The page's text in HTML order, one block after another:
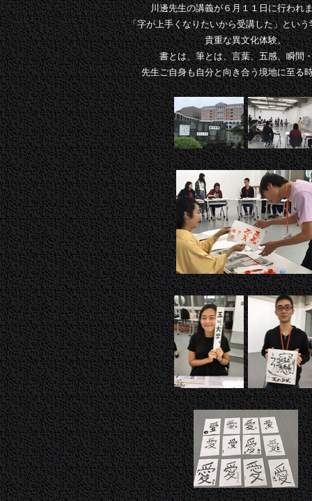
川邊先生の講義が６月１１日に行われ
「字が上手くなりたいから受講した」という
貴重な異文化体験。
書とは、筆とは、言葉、五感、瞬間
先生ご自身も自分と向き合う境地に至る